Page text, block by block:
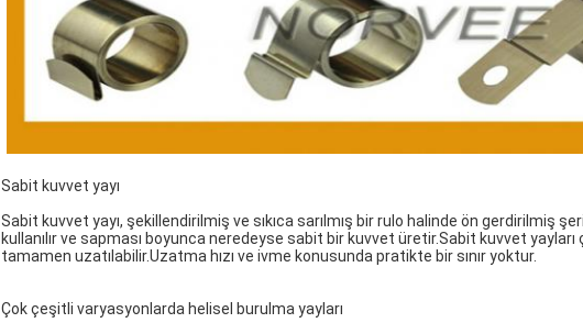
Sabit kuvvet yayı
Sabit kuvvet yayı, şekillendirilmiş ve sıkıca sarılmış bir rulo halinde ön gerdirilmiş
kullanılır ve sapması boyunca neredeyse sabit bir kuvvet üretir.Sabit kuvvet
tamamen uzatılabilir.Uzatma hızı ve ivme konusunda pratikte bir sınır yoktur.
Çok çeşitli varyasyonlarda helisel burulma yayları